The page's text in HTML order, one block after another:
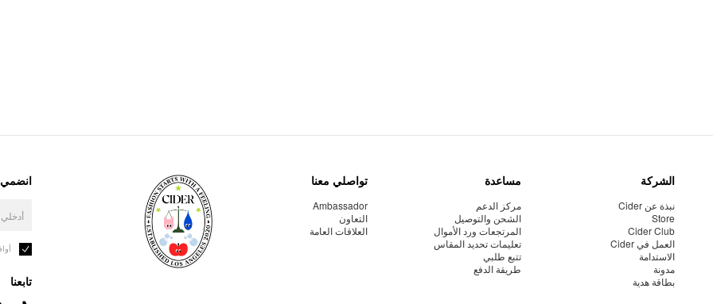
الشركة
نبذة عن Cider
Store
Cider Club
العمل في Cider
الاستدامة
مدونة
بطاقة هدية
مساعدة
مركز الدعم
الشحن والتوصيل
المرتجعات ورد الأموال
تعليمات تحديد المقاس
تتبع طلبي
طريقة الدفع
تواصلي معنا
Ambassador
التعاون
العلاقات العامة
انضمي
تابعنا